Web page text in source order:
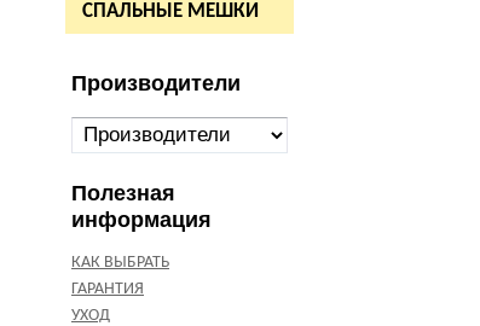
СПАЛЬНЫЕ МЕШКИ
Производители
Полезная
информация
КАК ВЫБРАТЬ
ГАРАНТИЯ
УХОД